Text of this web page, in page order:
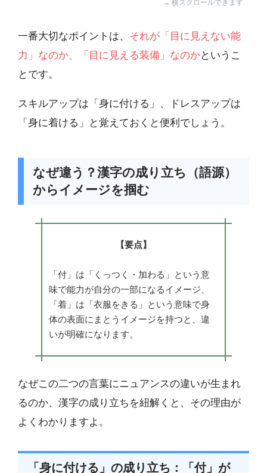
一番大切なポイントは、 それが「目に見えない能
力」なのか、「目に見える装備」なのかというこ
とです。
スキルアップは「身に付ける」、ドレスアップは
「身に着ける」と覚えておくと便利でしょう。
なぜ違う？漢字の成り立ち（語源）
からイメージを掴む
【要点】
「付」は「くっつく・加わる」という意
味で能力が自分の一部になるイメージ、
「着」は「衣服をきる」という意味で身
体の表面にまとうイメージを持つと、違
いが明確になります。
なぜこの二つの言葉にニュアンスの違いが生まれ
るのか、漢字の成り立ちを紐解くと、その理由が
よくわかりますよ。
「身に付ける」の成り立ち：「付」が